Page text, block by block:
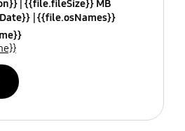
{{file.fileSize}} MB
{{file.osNames}}